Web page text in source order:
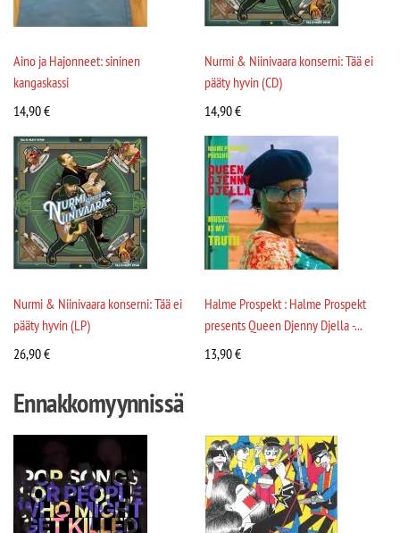
Aino ja Hajonneet: sininen
kangaskassi
14,90€
Nurmi & Niinivaara konserni: Tää ei
pääty hyvin (CD)
14,90€
Nurmi & Niinivaara konserni: Tää ei
pääty hyvin (LP)
26,90€
Halme Prospekt : Halme Prospekt
presents Queen Djenny Djella -...
13,90€
Ennakkomyynnissä